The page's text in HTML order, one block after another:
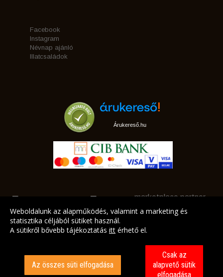
Facebook
Instagram
Névnap ajánló
Illatcsaládok
Árukereső.hu
marketplace partner
Weboldalunk az alapműködés, valamint a marketing és
statisztika céljából sütiket használ.
A sütikről bővebb tájékoztatás itt érhető el.
Az összes süti elfogadása
Csak az
alapvető sütik
elfogadása